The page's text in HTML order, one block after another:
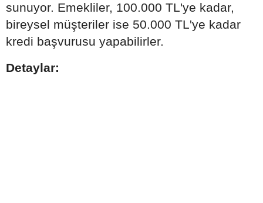
sunuyor. Emekliler, 100.000 TL'ye kadar,
bireysel müşteriler ise 50.000 TL'ye kadar
kredi başvurusu yapabilirler.
Detaylar: